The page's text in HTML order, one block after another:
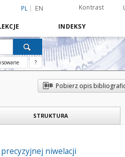
PL EN Kontrast
INDEKSY
?
Pobierz opis
STRUKTURA
niwelacji